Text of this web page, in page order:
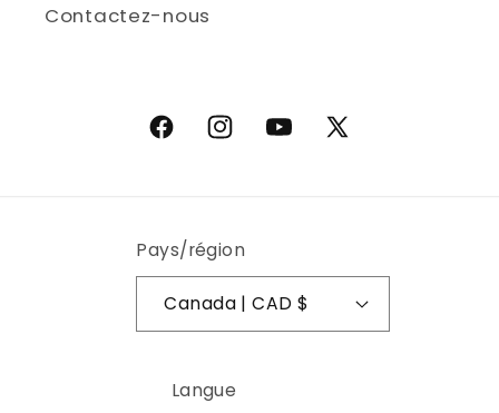
Contactez-nous
FacebookInstagramYouTubeX (Twitter)
Pays/région
Canada | CAD $
Langue